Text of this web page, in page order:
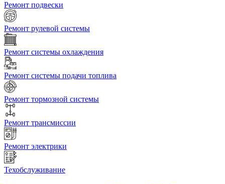
Ремонт подвески
Ремонт рулевой системы
Ремонт системы охлаждения
Ремонт системы подачи топлива
Ремонт тормозной системы
Ремонт трансмиссии
Ремонт электрики
Техобслуживание